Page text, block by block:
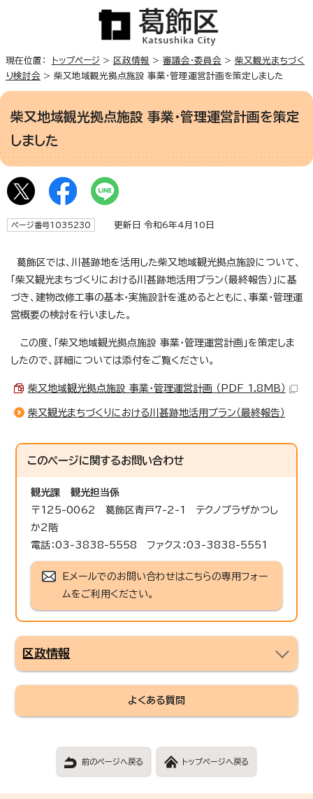
現在位置： トップページ > 区政情報 > 審議会・委員会 > 柴又観光まちづく
り検討会 > 柴又地域観光拠点施設 事業・管理運営計画を策定しました
柴又地域観光拠点施設 事業・管理運営計画を策定
しました
ページ番号1035230 更新日 令和6年4月10日
葛飾区では、川甚跡地を活用した柴又地域観光拠点施設について、
「柴又観光まちづくりにおける川甚跡地活用プラン（最終報告）」に基
づき、建物改修工事の基本・実施設計を進めるとともに、事業・管理運
営概要の検討を行いました。
この度、「柴又地域観光拠点施設 事業・管理運営計画」を策定しま
したので、詳細については添付をご覧ください。
柴又地域観光拠点施設 事業・管理運営計画 （PDF 1.8MB）
柴又観光まちづくりにおける川甚跡地活用プラン（最終報告）
このページに関するお問い合わせ
観光課
観光担当係
〒125-0062 葛飾区青戸7-2-1 テクノプラザかつし
か2階
電話：03-3838-5558 ファクス：03-3838-5551
Eメールでのお問い合わせはこちらの専用フォー
ムをご利用ください。
区政情報
よくある質問
前のページへ戻る トップページへ戻る